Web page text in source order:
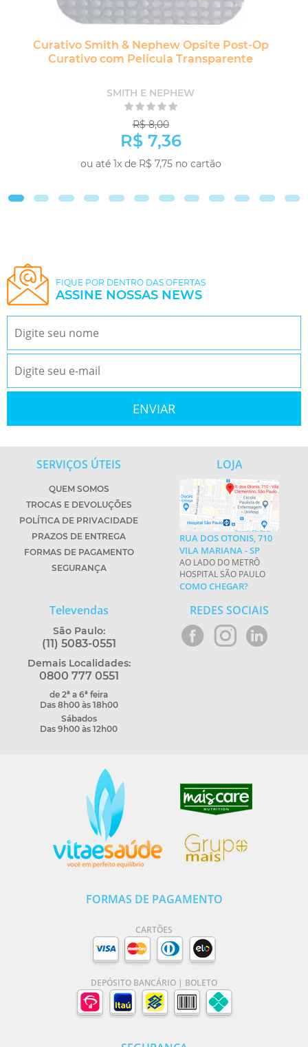
Curativo Smith & Nephew Opsite Post-Op
Curativo com Película Transparente
SMITH E NEPHEW
R$ 8,00
R$ 7,36
ou até 1x de R$ 7,75 no cartão
FIQUE POR DENTRO DAS OFERTAS
ASSINE NOSSAS NEWS
SERVIÇOS ÚTEIS
QUEM SOMOS
TROCAS E DEVOLUÇÕES
POLÍTICA DE PRIVACIDADE
PRAZOS DE ENTREGA
FORMAS DE PAGAMENTO
SEGURANÇA
LOJA
RUA DOS OTONIS, 710
VILA MARIANA - SP
AO LADO DO METRÔ
HOSPITAL SÃO PAULO
COMO CHEGAR?
Televendas
São Paulo:
(11) 5083-0551
Demais Localidades:
0800 777 0551
de 2ª a 6ª feira
Das 8h00 às 18h00
Sábados
Das 9h00 às 12h00
REDES SOCIAIS
FORMAS DE PAGAMENTO
CARTÕES
DEPÓSITO BANCÁRIO | BOLETO